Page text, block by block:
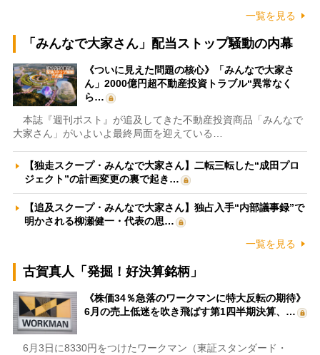
一覧を見る
「みんなで大家さん」配当ストップ騒動の内幕
《ついに見えた問題の核心》「みんなで大家さ
ん」2000億円超不動産投資トラブル“異常なく
ら…
本誌『週刊ポスト』が追及してきた不動産投資商品「みんなで
大家さん」がいよいよ最終局面を迎えている…
【独走スクープ・みんなで大家さん】二転三転した“成田プロ
ジェクト”の計画変更の裏で起き…
【追及スクープ・みんなで大家さん】独占入手“内部議事録”で
明かされる柳瀬健一・代表の思…
一覧を見る
古賀真人「発掘！好決算銘柄」
《株価34％急落のワークマンに特大反転の期待》
6月の売上低迷を吹き飛ばす第1四半期決算、…
6月3日に8330円をつけたワークマン（東証スタンダード・